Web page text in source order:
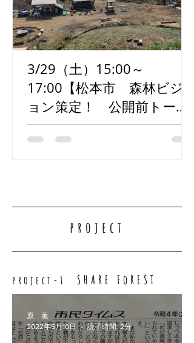
3/29（土）15:00～
17:00【松本市 森林ビジ
ョン策定！ 公開前トーク
イベント開催！】
project
project-1 SHARE FoREST
原 薫
2022年5月10日
読了時間: 2分